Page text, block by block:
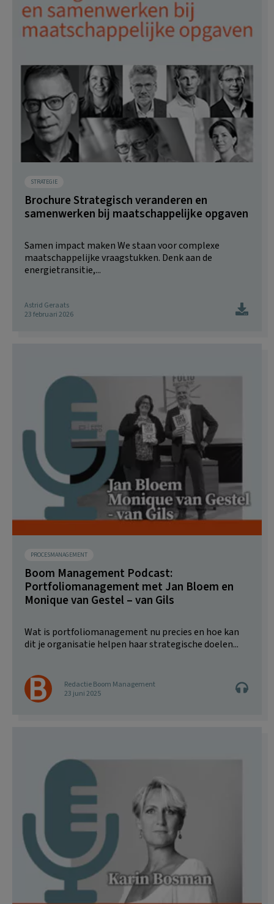
STRATEGIE
Brochure Strategisch veranderen en
samenwerken bij maatschappelijke opgaven
Samen impact maken We staan voor complexe
maatschappelijke vraagstukken. Denk aan de
energietransitie,...
Astrid Geraats
23 februari 2026
PROCESMANAGEMENT
Boom Management Podcast:
Portfoliomanagement met Jan Bloem en
Monique van Gestel – van Gils
Wat is portfoliomanagement nu precies en hoe kan
dit je organisatie helpen haar strategische doelen...
Redactie Boom Management
23 juni 2025